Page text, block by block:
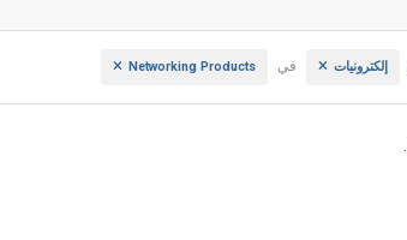
إلكترونيات في Networking Products